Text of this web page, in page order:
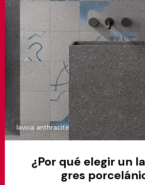
lavica anthracite
¿Por qué elegir un
gres